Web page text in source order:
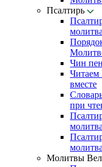
Псалтирь
Чин
Читаем
вместе
при
Молитвы